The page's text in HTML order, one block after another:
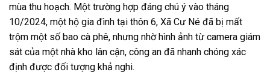
mùa thu hoạch. Một trường hợp đáng chú ý vào tháng
10/2024, một hộ gia đình tại thôn 6, Xã Cư Né đã bị mất
trộm một số bao cà phê, nhưng nhờ hình ảnh từ camera giám
sát của một nhà kho lân cận, công an đã nhanh chóng xác
định được đối tượng khả nghi.